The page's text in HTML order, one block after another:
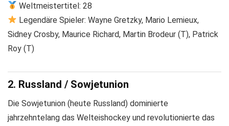
Weltmeistertitel: 28
Legendäre Spieler: Wayne Gretzky, Mario Lemieux,
Sidney Crosby, Maurice Richard, Martin Brodeur (T), Patrick
Roy (T)
2. Russland / Sowjetunion
Die Sowjetunion (heute Russland) dominierte
jahrzehntelang das Welteishockey und revolutionierte das